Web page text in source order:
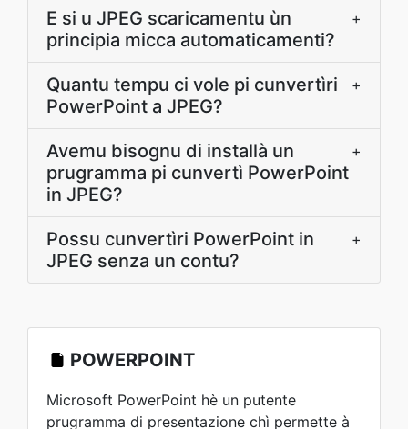
E si u JPEG scaricamentu ùn
principia micca automaticamenti?
+
Quantu tempu ci vole pi cunvertìri
PowerPoint a JPEG?
+
Avemu bisognu di installà un
prugramma pi cunvertì PowerPoint
in JPEG?
+
Possu cunvertìri PowerPoint in
JPEG senza un contu?
+
POWERPOINT
Microsoft PowerPoint hè un putente
prugramma di presentazione chì permette à